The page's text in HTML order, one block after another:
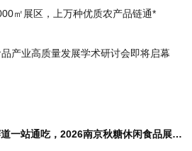
㎡展区，上万种优质农产品链通*
产业高质量发展学术研讨会即将启幕
万亿赛道一站通吃，2026南京秋糖休闲食品展区4万㎡超大展馆等你来占位